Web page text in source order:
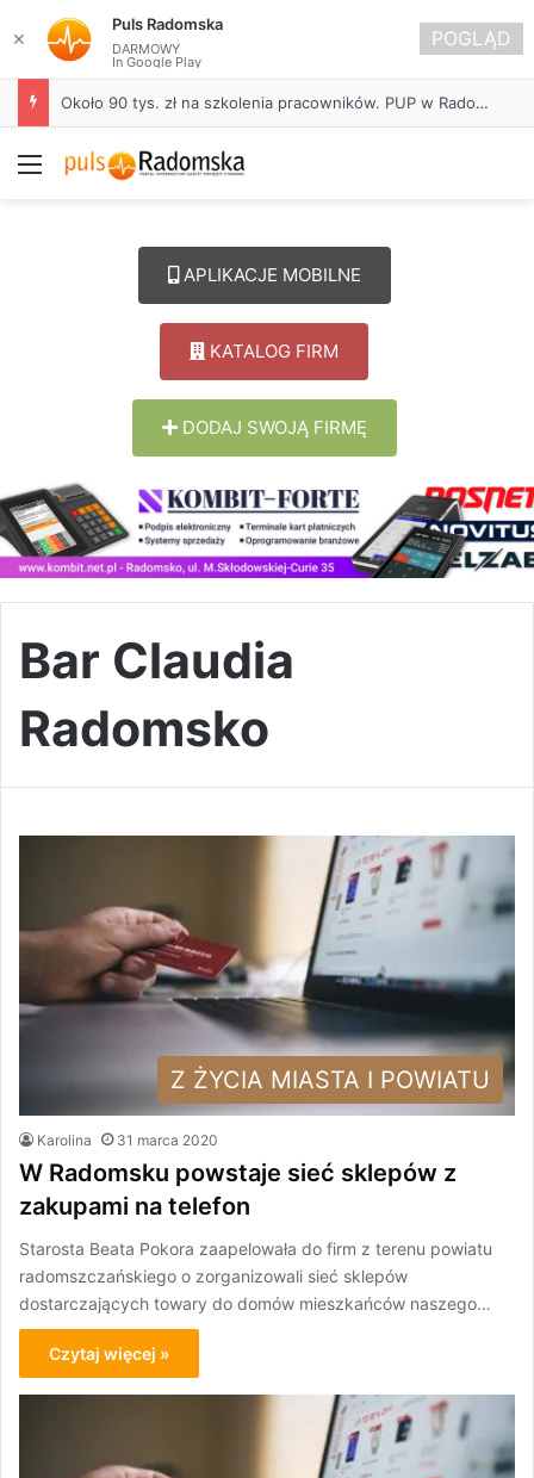
Około 90 tys. zł na szkolenia pracowników. PUP w Radomsku ogłasza nabór wniosków
Menu
APLIKACJE MOBILNE
KATALOG FIRM
DODAJ SWOJĄ FIRMĘ
Bar Claudia
Radomsko
Z ŻYCIA MIASTA I POWIATU
Karolina 31 marca 2020
W Radomsku powstaje sieć sklepów z
zakupami na telefon
Starosta Beata Pokora zaapelowała do firm z terenu powiatu
radomszczańskiego o zorganizowali sieć sklepów
dostarczających towary do domów mieszkańców naszego…
Czytaj więcej »
✕
Puls Radomska
DARMOWY
In Google Play
POGLĄD